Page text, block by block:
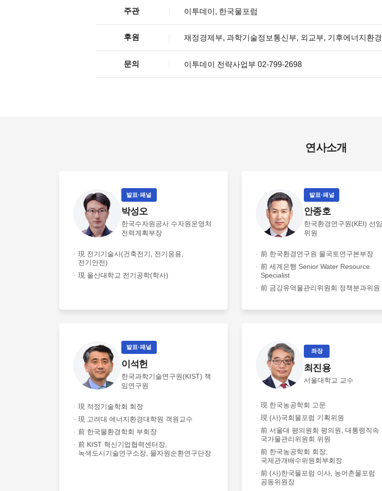
주관 이투데이, 한국물포럼
후원 재정경제부, 과학기술정보통신부, 외교부, 기후에너지환
문의 이투데이 전략사업부 02-799-2698
연사소개
발표·패널
박성오
한국수자원공사 수자원운영처
전력계획부장
現 전기기술사(건축전기, 전기응용,
전기안전)
現 울산대학교 전기공학(학사)
발표·패널
안종호
한국환경연구원(KEI) 선
위원
前 한국환경연구원 물국토연구본부장
前 세계은행 Senior Water Resource
Specialist
前 금강유역물관리위원회 정책분과위원
발표·패널
이석헌
한국과학기술연구원(KIST) 책
임연구원
現 적정기술학회 회장
現 고려대 에너지환경대학원 객원교수
前 한국물환경학회 부회장
前 KIST 혁신기업협력센터장,
녹색도시기술연구소장, 물자원순환연구단장
좌장
최진용
서울대학교 교수
現 한국농공학회 고문
現 (사)국회물포럼 기획위원
前 서울대 평의원회 평의원, 대통령직속
국가물관리위원회 위원
前 한국농공학회 회장,
국제관개배수위원회부회장
前 (사)한국물포럼 이사, 농어촌물포럼
공동위원장